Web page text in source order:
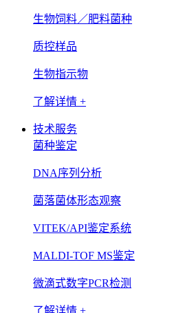
生物饲料／肥料菌种
质控样品
生物指示物
了解详情 +
技术服务
菌种鉴定
DNA序列分析
菌落菌体形态观察
VITEK/API鉴定系统
MALDI-TOF MS鉴定
微滴式数字PCR检测
了解详情 +